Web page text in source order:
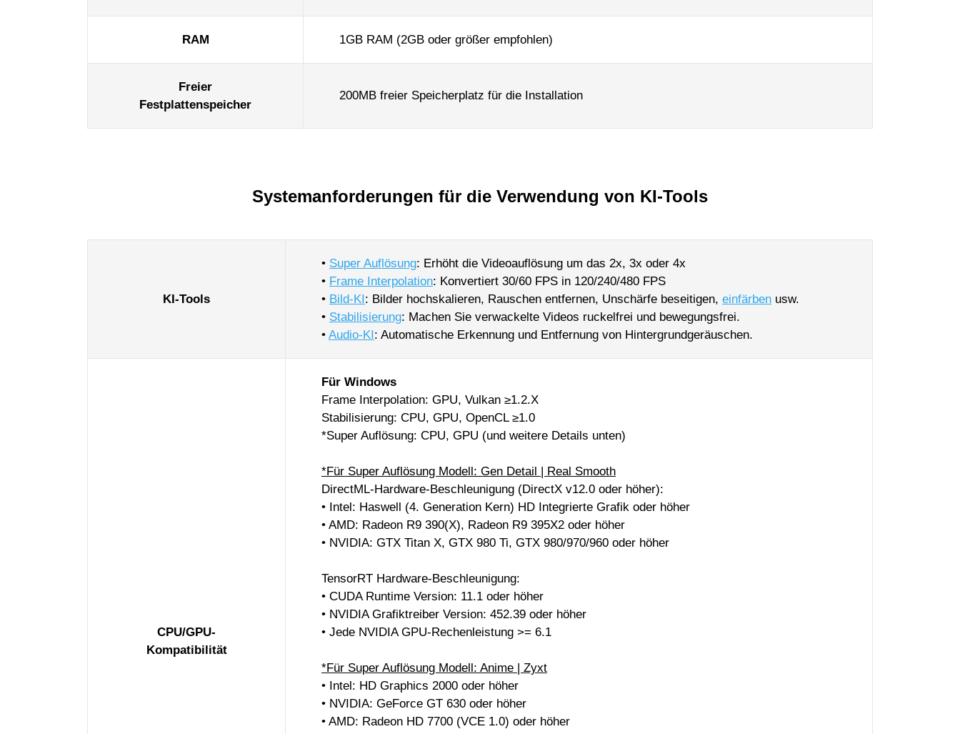
RAM 1GB RAM (2GB oder größer empfohlen)
Freier
Festplattenspeicher
200MB freier Speicherplatz für die Installation
Systemanforderungen für die Verwendung von KI-Tools
KI-Tools
• Super Auflösung: Erhöht die Videoauflösung um das 2x, 3x oder 4x
• Frame Interpolation: Konvertiert 30/60 FPS in 120/240/480 FPS
• Bild-KI: Bilder hochskalieren, Rauschen entfernen, Unschärfe beseitigen, einfärben usw.
• Stabilisierung: Machen Sie verwackelte Videos ruckelfrei und bewegungsfrei.
• Audio-KI: Automatische Erkennung und Entfernung von Hintergrundgeräuschen.
CPU/GPU-
Kompatibilität
Für Windows
Frame Interpolation: GPU, Vulkan ≥1.2.X
Stabilisierung: CPU, GPU, OpenCL ≥1.0
*Super Auflösung: CPU, GPU (und weitere Details unten)
*Für Super Auflösung Modell: Gen Detail | Real Smooth
DirectML-Hardware-Beschleunigung (DirectX v12.0 oder höher):
• Intel: Haswell (4. Generation Kern) HD Integrierte Grafik oder höher
• AMD: Radeon R9 390(X), Radeon R9 395X2 oder höher
• NVIDIA: GTX Titan X, GTX 980 Ti, GTX 980/970/960 oder höher
TensorRT Hardware-Beschleunigung:
• CUDA Runtime Version: 11.1 oder höher
• NVIDIA Grafiktreiber Version: 452.39 oder höher
• Jede NVIDIA GPU-Rechenleistung >= 6.1
*Für Super Auflösung Modell: Anime | Zyxt
• Intel: HD Graphics 2000 oder höher
• NVIDIA: GeForce GT 630 oder höher
• AMD: Radeon HD 7700 (VCE 1.0) oder höher